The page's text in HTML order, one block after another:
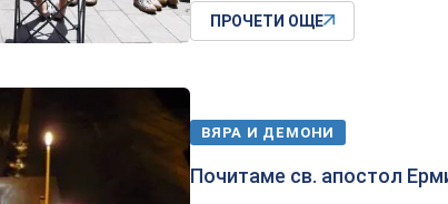
ПРОЧЕТИ ОЩЕ
ВЯРА И ДЕМОНИ
Почитаме св. апостол